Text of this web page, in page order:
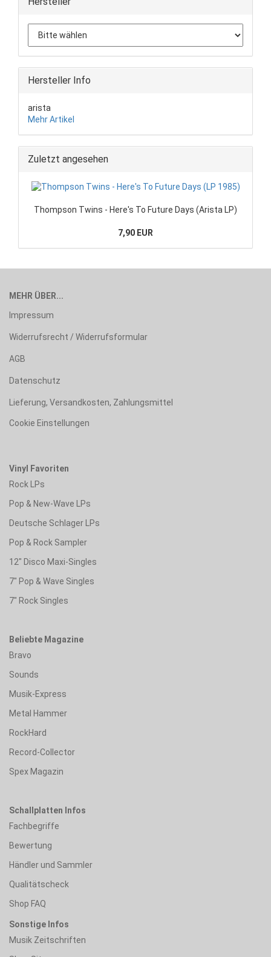
Hersteller Info
arista
Mehr Artikel
Zuletzt angesehen
Thompson Twins - Here's To Future Days (Arista LP)
7,90 EUR
MEHR ÜBER...
Impressum
Widerrufsrecht / Widerrufsformular
AGB
Datenschutz
Lieferung, Versandkosten, Zahlungsmittel
Cookie Einstellungen
Vinyl Favoriten
Rock LPs
Pop & New-Wave LPs
Deutsche Schlager LPs
Pop & Rock Sampler
12" Disco Maxi-Singles
7" Pop & Wave Singles
7" Rock Singles
Beliebte Magazine
Bravo
Sounds
Musik-Express
Metal Hammer
RockHard
Record-Collector
Spex Magazin
Schallplatten Infos
Fachbegriffe
Bewertung
Händler und Sammler
Qualitätscheck
Shop FAQ
Sonstige Infos
Musik Zeitschriften